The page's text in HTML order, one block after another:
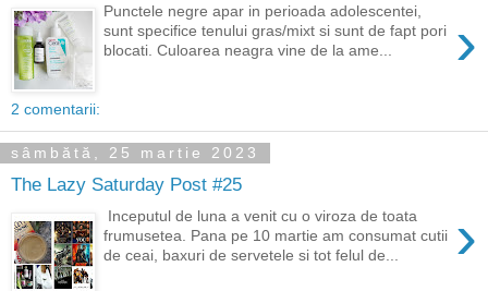
›
Punctele negre apar in perioada adolescentei,
sunt specifice tenului gras/mixt si sunt de fapt pori
blocati. Culoarea neagra vine de la ame...
2 comentarii:
sâmbătă, 25 martie 2023
The Lazy Saturday Post #25
›
Inceputul de luna a venit cu o viroza de toata
frumusetea. Pana pe 10 martie am consumat cutii
de ceai, baxuri de servetele si tot felul de...